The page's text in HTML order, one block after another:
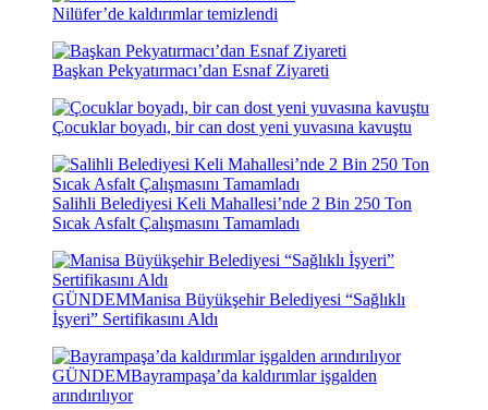
Nilüfer’de kaldırımlar temizlendi
Başkan Pekyatırmacı’dan Esnaf Ziyareti
Çocuklar boyadı, bir can dost yeni yuvasına kavuştu
Salihli Belediyesi Keli Mahallesi’nde 2 Bin 250 Ton
Sıcak Asfalt Çalışmasını Tamamladı
GÜNDEMManisa Büyükşehir Belediyesi “Sağlıklı
İşyeri” Sertifikasını Aldı
GÜNDEMBayrampaşa’da kaldırımlar işgalden
arındırılıyor